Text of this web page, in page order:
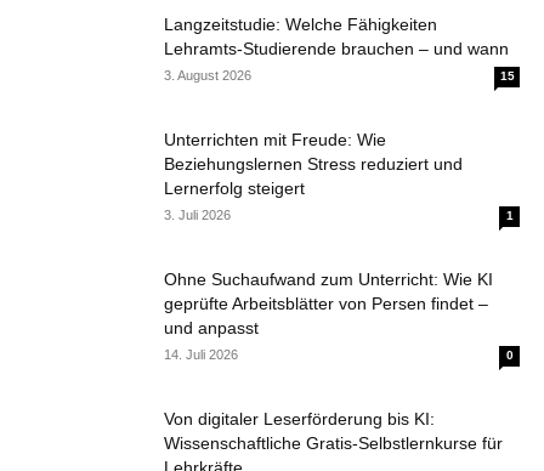
Langzeitstudie: Welche Fähigkeiten
Lehramts-Studierende brauchen – und wann
3. August 2026 15
Unterrichten mit Freude: Wie
Beziehungslernen Stress reduziert und
Lernerfolg steigert
3. Juli 2026 1
Ohne Suchaufwand zum Unterricht: Wie KI
geprüfte Arbeitsblätter von Persen findet –
und anpasst
14. Juli 2026 0
Von digitaler Leserförderung bis KI:
Wissenschaftliche Gratis-Selbstlernkurse für